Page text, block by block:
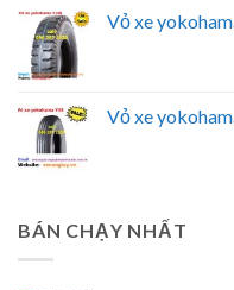
Vỏ xe
Vỏ xe
BÁN CHẠY NHẤT